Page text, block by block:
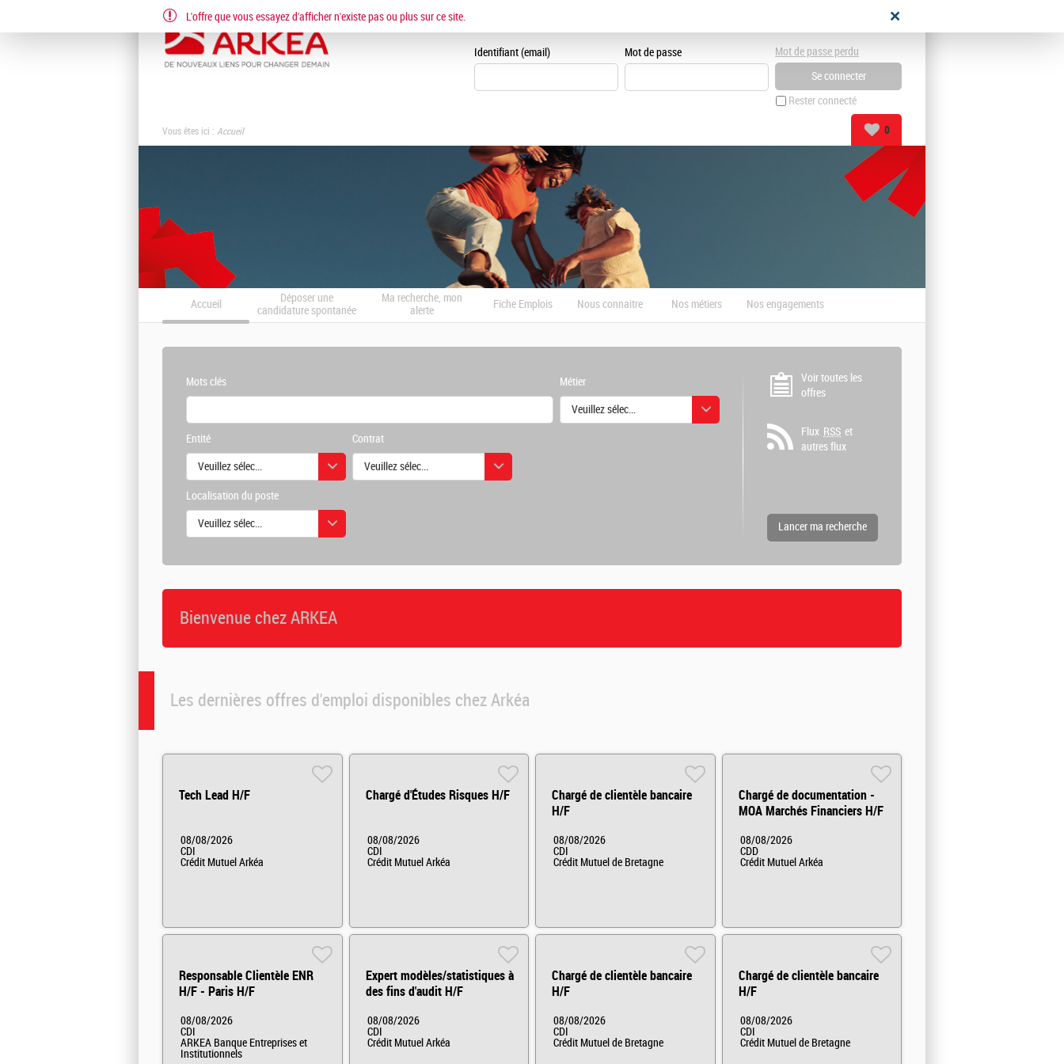
Identifiant (email) Mot de passe
Rester connecté
Mot de passe perdu
Vous êtes ici : Accueil 0
Accueil
Déposer une
candidature spontanée
Ma recherche, mon
alerte
Fiche Emplois Nous connaitre Nos métiers Nos engagements
Mots clés Métier
Veuillez sélectionner une ou des valeurs
Entité
Veuillez sélectionner une ou des valeurs
Contrat
Veuillez sélectionner une ou des valeurs
Localisation du poste
Veuillez sélectionner une ou des valeurs
Voir toutes les
offres
Flux RSS et
autres flux
L'offre que vous essayez d'afficher n'existe pas ou plus sur ce site.
Bienvenue chez ARKEA
Les dernières offres d'emploi disponibles chez Arkéa
Tech Lead H/F
08/08/2026
CDI
Crédit Mutuel Arkéa
Chargé d'Études Risques H/F
08/08/2026
CDI
Crédit Mutuel Arkéa
Chargé de clientèle bancaire
H/F
08/08/2026
CDI
Crédit Mutuel de Bretagne
Chargé de documentation -
MOA Marchés Financiers H/F
08/08/2026
CDD
Crédit Mutuel Arkéa
Responsable Clientèle ENR
H/F - Paris H/F
08/08/2026
CDI
ARKEA Banque Entreprises et
Institutionnels
Expert modèles/statistiques à
des fins d'audit H/F
08/08/2026
CDI
Crédit Mutuel Arkéa
Chargé de clientèle bancaire
H/F
08/08/2026
CDI
Crédit Mutuel de Bretagne
Chargé de clientèle bancaire
H/F
08/08/2026
CDI
Crédit Mutuel de Bretagne